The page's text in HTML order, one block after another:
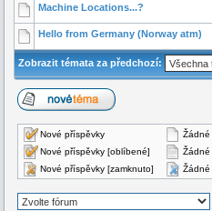
Machine Locations...?
Hello from Germany (Norway atm)
Zobrazit témata za předchozí:
Nové příspěvky
Žádné
Nové příspěvky [oblíbené]
Žádné
Nové příspěvky [zamknuto]
Žádné